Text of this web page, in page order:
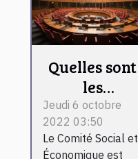
Quelles sont
les
différentes
commissions
du Comité
Jeudi 6 octobre
2022 03:50
Le Comité Social et
Économique est